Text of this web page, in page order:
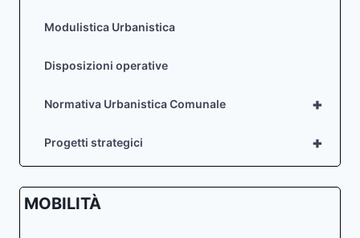
Modulistica Urbanistica
Disposizioni operative
+
Normativa Urbanistica Comunale
+
Progetti strategici
MOBILITÀ